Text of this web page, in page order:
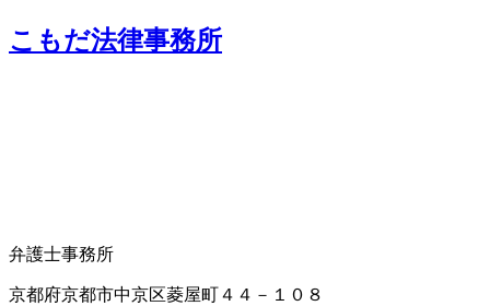
こもだ法律事務所
弁護士事務所
京都府京都市中京区菱屋町４４－１０８